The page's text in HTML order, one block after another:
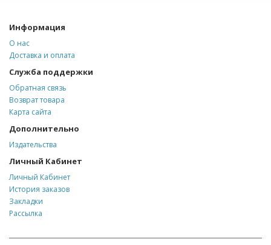
Информация
О нас
Доставка и оплата
Служба поддержки
Обратная связь
Возврат товара
Карта сайта
Дополнительно
Издательства
Личный Кабинет
Личный Кабинет
История заказов
Закладки
Рассылка